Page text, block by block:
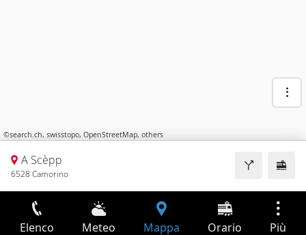
©search.ch, swisstopo, OpenStreetMap, others
A Scèpp
6528 Camorino
Elenco Meteo Mappa Orario Più